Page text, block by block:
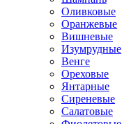
Оливковые
Оранжевые
Вишневые
Изумрудные
Венге
Ореховые
Янтарные
Сиреневые
Салатовые